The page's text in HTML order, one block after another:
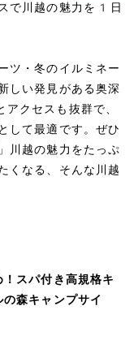
で川越の魅力を1日
ツ・冬のイルミネー
しい発見がある奥深
クセスも抜群で、
して最適です。ぜひ
川越の魅力をたっぷ
くなる、そんな川越
スパ付き高規格キ
森キャンプサイ